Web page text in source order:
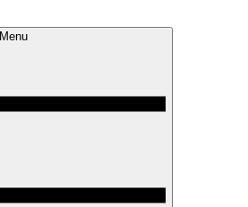
Menu